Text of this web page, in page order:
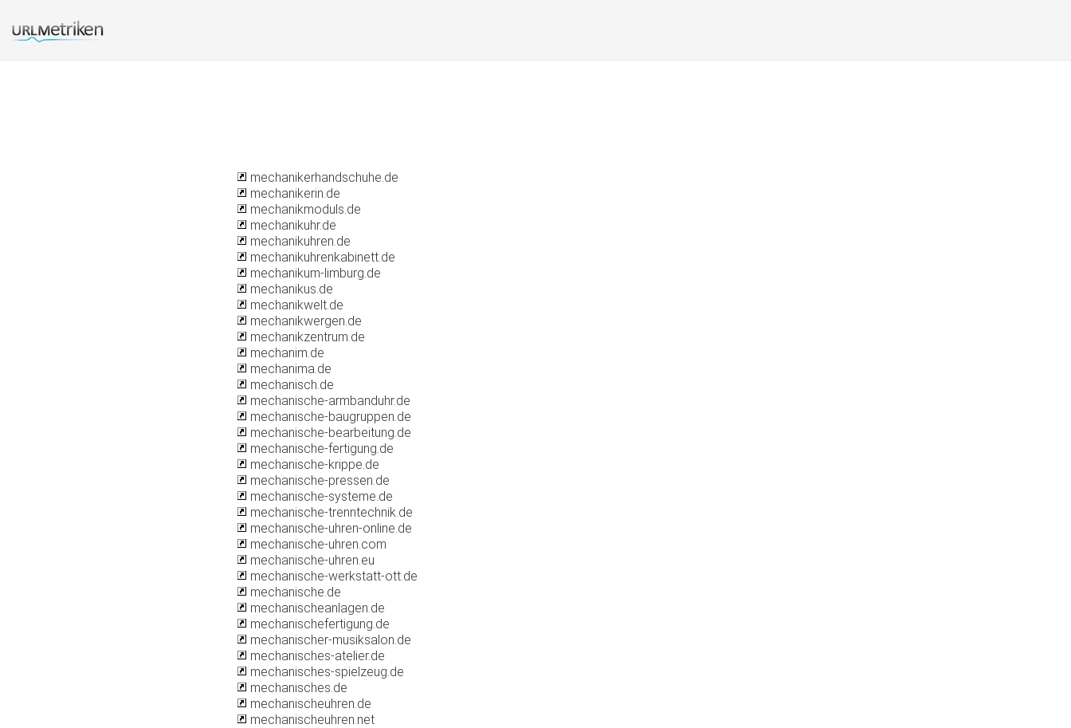
mechanikerhandschuhe.de
mechanikerin.de
mechanikmoduls.de
mechanikuhr.de
mechanikuhren.de
mechanikuhrenkabinett.de
mechanikum-limburg.de
mechanikus.de
mechanikwelt.de
mechanikwergen.de
mechanikzentrum.de
mechanim.de
mechanima.de
mechanisch.de
mechanische-armbanduhr.de
mechanische-baugruppen.de
mechanische-bearbeitung.de
mechanische-fertigung.de
mechanische-krippe.de
mechanische-pressen.de
mechanische-systeme.de
mechanische-trenntechnik.de
mechanische-uhren-online.de
mechanische-uhren.com
mechanische-uhren.eu
mechanische-werkstatt-ott.de
mechanische.de
mechanischeanlagen.de
mechanischefertigung.de
mechanischer-musiksalon.de
mechanisches-atelier.de
mechanisches-spielzeug.de
mechanisches.de
mechanischeuhren.de
mechanischeuhren.net